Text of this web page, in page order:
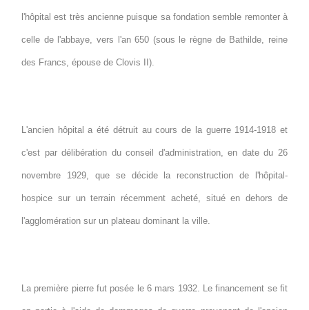
l'hôpital est très ancienne puisque sa fondation semble remonter à
celle de l'abbaye, vers l'an 650 (sous le règne de Bathilde, reine
des Francs, épouse de Clovis II).
L'ancien hôpital a été détruit au cours de la guerre 1914-1918 et
c'est par délibération du conseil d'administration, en date du 26
novembre 1929, que se décide la reconstruction de l'hôpital-
hospice sur un terrain récemment acheté, situé en dehors de
l'agglomération sur un plateau dominant la ville.
La première pierre fut posée le 6 mars 1932. Le financement se fit